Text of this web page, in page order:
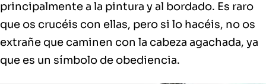
principalmente a la pintura y al bordado. Es raro
que os crucéis con ellas, pero si lo hacéis, no os
extrañe que caminen con la cabeza agachada, ya
que es un símbolo de obediencia.